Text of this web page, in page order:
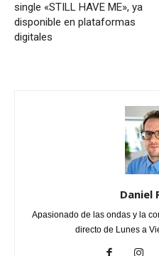
single «STILL HAVE ME», ya
disponible en plataformas
digitales
Daniel
Apasionado de las ondas y la
directo de Lunes a